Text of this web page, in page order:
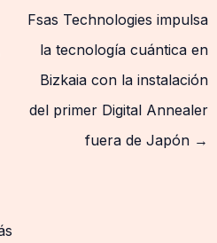
Fsas Technologies impulsa
la tecnología cuántica en
Bizkaia con la instalación
del primer Digital Annealer
fuera de Japón →